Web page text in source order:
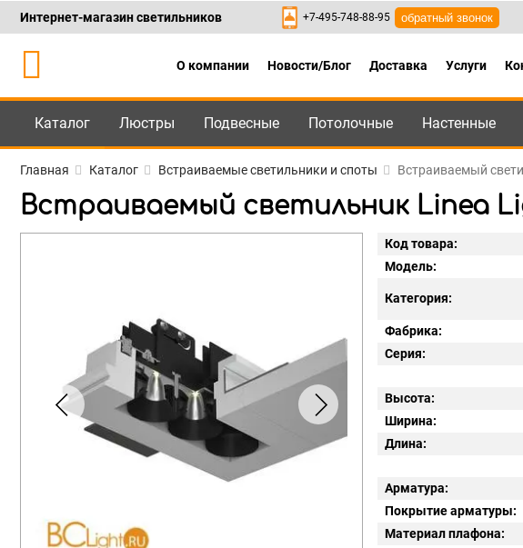
Каталог +7-495-748-88-95 ,8-800-550-95-45
Интернет-магазин светильников +7-495-748-88-95 обратный звонок
О компании Новости/Блог Доставка Услуги
Каталог Люстры Подвесные Потолочные Настенные
Главная Каталог Встраиваемые светильники и споты Встраиваемый
Встраиваемый светильник Linea
Код товара:
Модель:
Категория:
Фабрика:
Серия:
Высота:
Ширина:
Длина:
Арматура:
Покрытие арматуры:
Материал плафона: